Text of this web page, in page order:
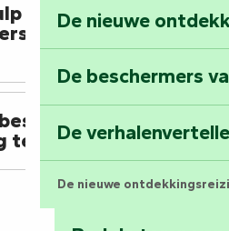
De nieuwe
De beschermers
De
De nieuwe
bij het
of
tijd om
te ontdekken?